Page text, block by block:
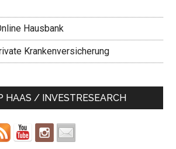
Hausbank
Krankenversicherung
HAAS / INVESTRESEARCH